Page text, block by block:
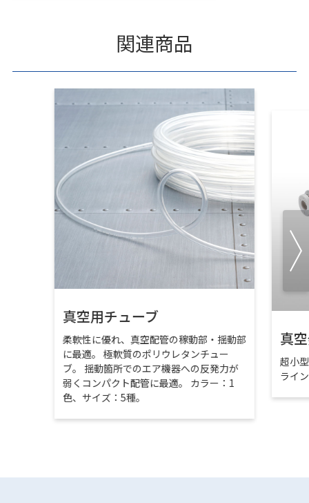
関連商品
真空用チューブ
柔軟性に優れ、真空配管の稼動部・揺動部
に最適。 極軟質のポリウレタンチュー
ブ。 揺動箇所でのエア機器への反発力が
弱くコンパクト配管に最適。 カラー：1
色、サイズ：5種。
真
超小
ライ